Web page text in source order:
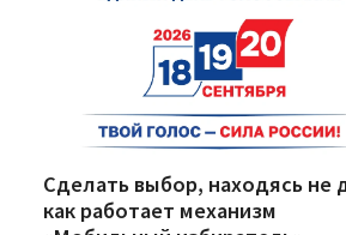
Сделать выбор, находясь не
как работает механизм